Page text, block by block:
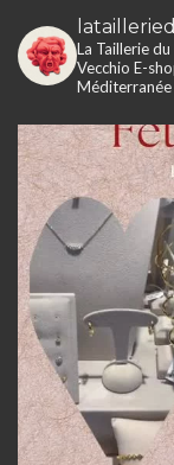
La Taillerie
Vecchio E-
Méditerranée